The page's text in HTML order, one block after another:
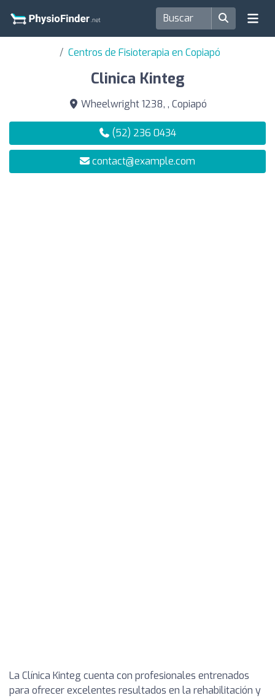
Centros de Fisioterapia en Copiapó
Clinica Kinteg
Wheelwright 1238, , Copiapó
(52) 236 0434
contact@example.com
La Clínica Kinteg cuenta con profesionales entrenados
para ofrecer excelentes resultados en la rehabilitación y